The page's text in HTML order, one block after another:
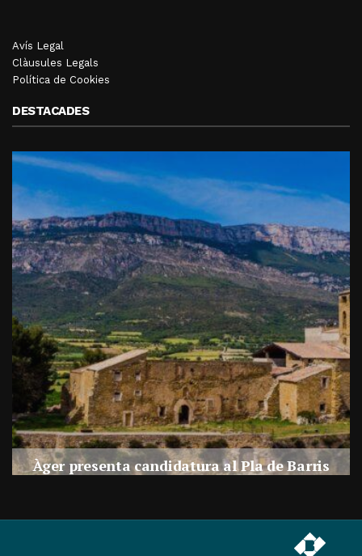
Avís Legal
Clàusules Legals
Política de Cookies
DESTACADES
Àger presenta candidatura al Pla de Barris